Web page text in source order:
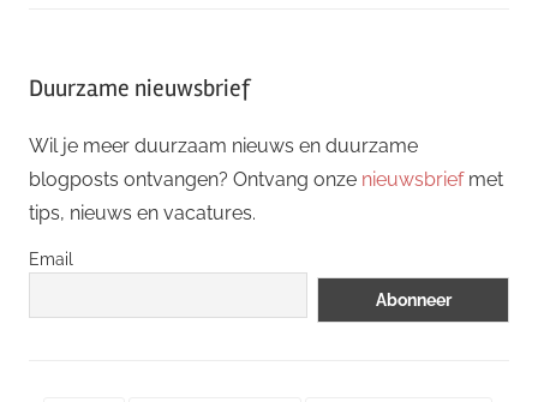
Duurzame nieuwsbrief
Wil je meer duurzaam nieuws en duurzame
blogposts ontvangen? Ontvang onze nieuwsbriefmet
tips, nieuws en vacatures.
Email